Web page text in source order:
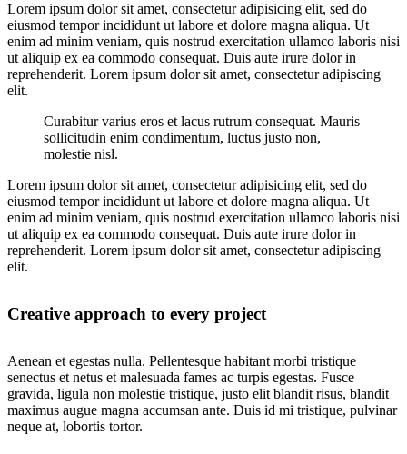
Lorem ipsum dolor sit amet, consectetur adipisicing elit, sed do
eiusmod tempor incididunt ut labore et dolore magna aliqua. Ut
enim ad minim veniam, quis nostrud exercitation ullamco laboris nisi
ut aliquip ex ea commodo consequat. Duis aute irure dolor in
reprehenderit. Lorem ipsum dolor sit amet, consectetur adipiscing
elit.
Curabitur varius eros et lacus rutrum consequat. Mauris
sollicitudin enim condimentum, luctus justo non,
molestie nisl.
Lorem ipsum dolor sit amet, consectetur adipisicing elit, sed do
eiusmod tempor incididunt ut labore et dolore magna aliqua. Ut
enim ad minim veniam, quis nostrud exercitation ullamco laboris nisi
ut aliquip ex ea commodo consequat. Duis aute irure dolor in
reprehenderit. Lorem ipsum dolor sit amet, consectetur adipiscing
elit.
Creative approach to every project
Aenean et egestas nulla. Pellentesque habitant morbi tristique
senectus et netus et malesuada fames ac turpis egestas. Fusce
gravida, ligula non molestie tristique, justo elit blandit risus, blandit
maximus augue magna accumsan ante. Duis id mi tristique, pulvinar
neque at, lobortis tortor.